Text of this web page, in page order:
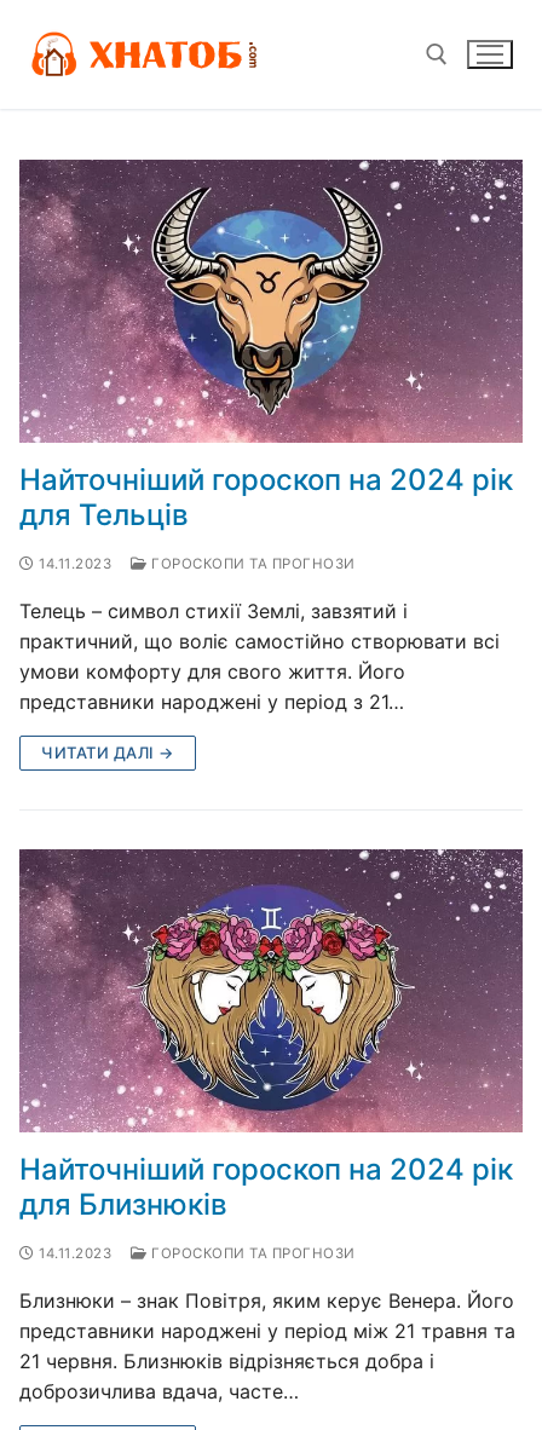
вмісту
Пошук:
Найточніший гороскоп на 2024 рік
для Тельців
14.11.2023 ГОРОСКОПИ ТА ПРОГНОЗИ
Телець – символ стихії Землі, завзятий і
практичний, що воліє самостійно створювати всі
умови комфорту для свого життя. Його
представники народжені у період з 21…
ЧИТАТИ ДАЛІ →
Найточніший гороскоп на 2024 рік
для Близнюків
14.11.2023 ГОРОСКОПИ ТА ПРОГНОЗИ
Близнюки – знак Повітря, яким керує Венера. Його
представники народжені у період між 21 травня та
21 червня. Близнюків відрізняється добра і
доброзичлива вдача, часте…